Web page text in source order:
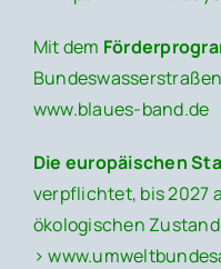
Mit dem
www.blaues-band.de
Die europäischen
verpflichtet, bis 2027
ökologischen
>